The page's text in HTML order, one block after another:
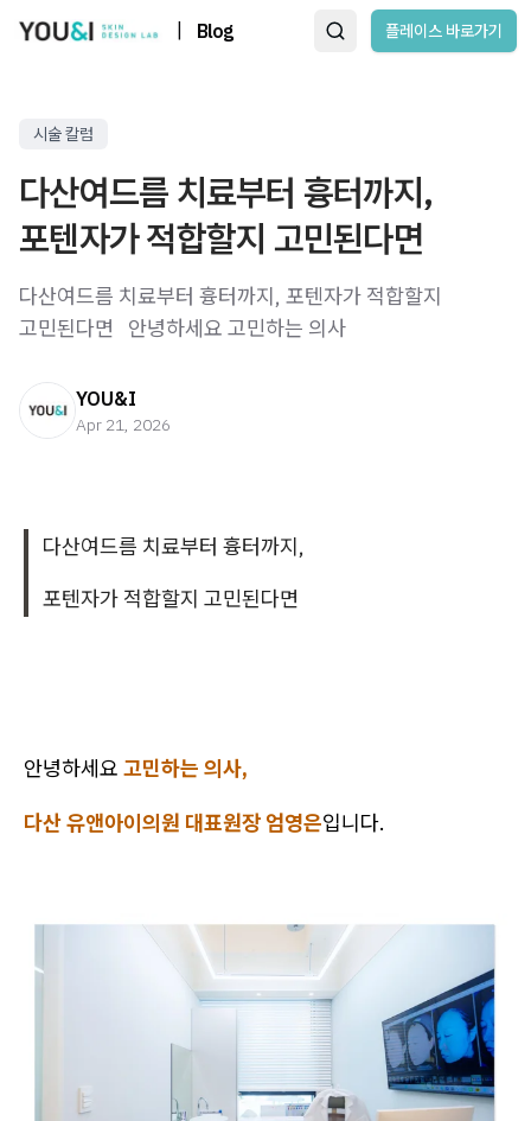
Blog 플레이스 바로가기
시술 칼럼
다산여드름 치료부터 흉터까지,
포텐자가 적합할지 고민된다면
다산여드름 치료부터 흉터까지, 포텐자가 적합할지
고민된다면 ​ ​ 안녕하세요 고민하는 의사
YOU&I
Apr 21, 2026
다산여드름 치료부터 흉터까지,
포텐자가 적합할지 고민된다면
안녕하세요 고민하는 의사,
다산 유앤아이의원 대표원장 엄영은입니다.